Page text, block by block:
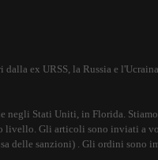
ex URSS, la Russia e
negli Stati Uniti, in Florida.
livello. Gli articoli sono inviati a
delle sanzioni) . Gli ordini